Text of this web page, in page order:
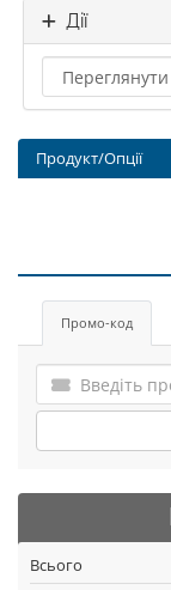
Дії
Продукт/Опції
Промо-код
Всього